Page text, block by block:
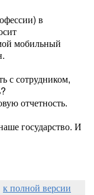
в
мобильный
с сотрудником,
отчетность.
государство. И
к полной версии